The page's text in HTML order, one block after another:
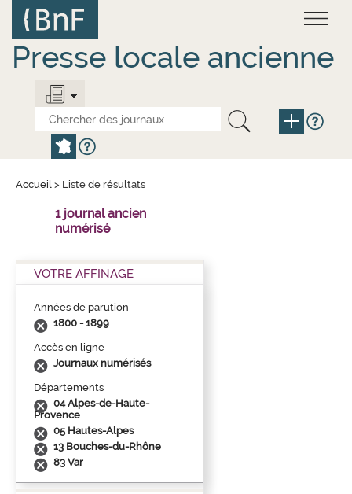
contenu
principal
Presse locale ancienne
Accueil > Liste de résultats
1 journal ancien
numérisé
VOTRE AFFINAGE
Années de parution
1800 - 1899
Accès en ligne
Journaux numérisés
Départements
04 Alpes-de-Haute-
Provence
05 Hautes-Alpes
13 Bouches-du-Rhône
83 Var
Panneau de gestion des cookies